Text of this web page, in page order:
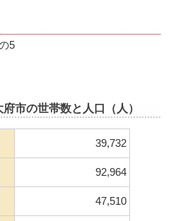
5
市の世帯数と人口（人）
39,732
92,964
47,510